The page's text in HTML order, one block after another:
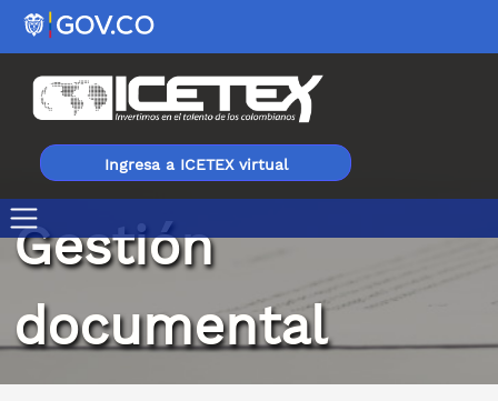
Ingresa a ICETEX virtual
TRD
Gestión
documental